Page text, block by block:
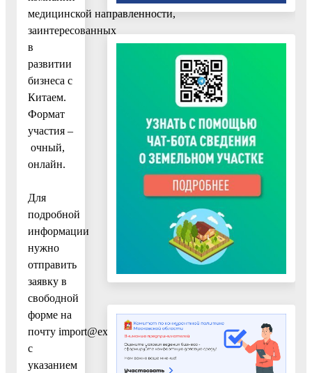
медицинской направленности,
заинтересованных
в
развитии
бизнеса с
Китаем.
Формат
участия –
очный,
онлайн.
Для
подробной
информации
нужно
отправить
заявку в
свободной
форме на
почту import@expors.ru
с
указанием